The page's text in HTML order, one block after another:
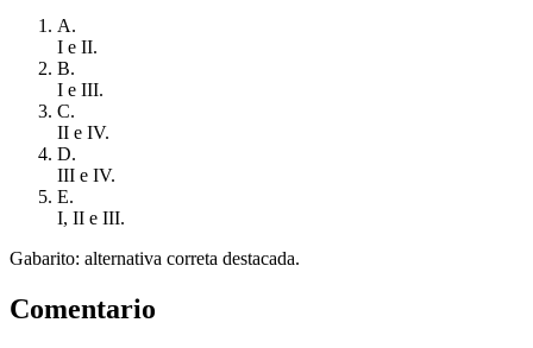
A.
I e II.
B.
I e III.
C.
II e IV.
D.
III e IV.
E.
I, II e III.
Gabarito: alternativa correta destacada.
Comentario